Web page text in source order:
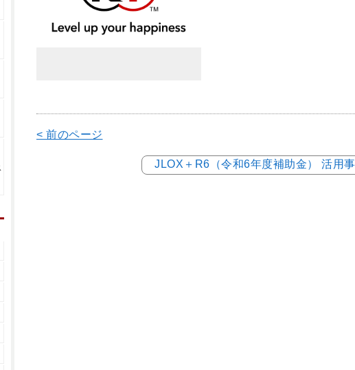
< 前のページ
JLOX＋R6（令和6年度補助金） 活用